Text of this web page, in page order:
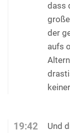
dass
der
aufs
19:42
Und